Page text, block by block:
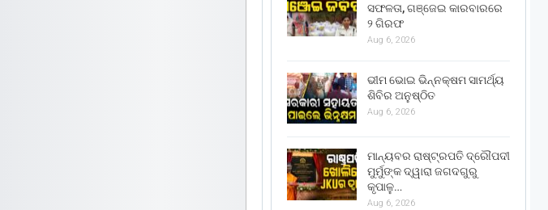
ସଫଳତା, ଗଞ୍ଜେଇ କାରବାରରେ
୨ ଗିରଫ
Aug 6, 2026
ଭୀମ ଭୋଇ ଭିନ୍ନକ୍ଷମ ସାମର୍ଥ୍ୟ
ଶିବିର ଅନୁଷ୍ଠିତ
Aug 6, 2026
ମାନ୍ୟବର ରାଷ୍ଟ୍ରପତି ଦ୍ରୌପଦୀ
ମୁର୍ମୁଙ୍କ ଦ୍ୱାରା ଜଗଦଗୁରୁ
କୃପାଳୁ…
Aug 6, 2026